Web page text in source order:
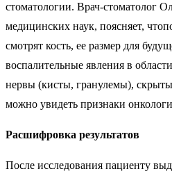
стоматологии. Врач-стоматолог
медицинских наук, поясняет,
смотрят кость, ее размер для
воспалительные явления в
нервы (кисты, гранулемы),
можно увидеть признаки
Расшифровка результатов
После исследования пациенту